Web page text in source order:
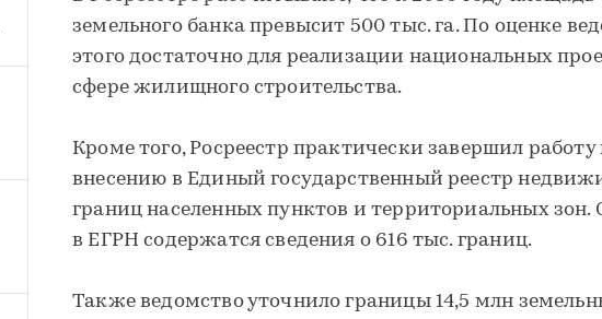
земельного банка превысит 500 тыс. га. По оценке
этого достаточно для реализации национальных
сфере жилищного строительства.
Кроме того, Росреестр практически завершил работу
внесению в Единый государственный реестр
границ населенных пунктов и территориальных зон.
в ЕГРН содержатся сведения о 616 тыс. границ.
Также ведомство уточнило границы 14,5 млн